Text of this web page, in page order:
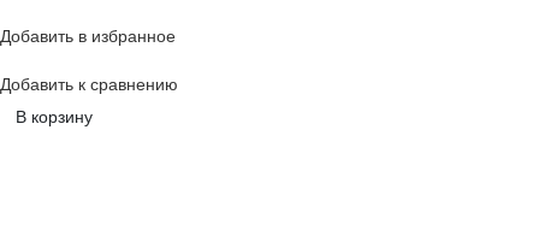
Добавить в избранное
Добавить к сравнению
В корзину